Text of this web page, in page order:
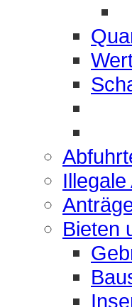
Bieten